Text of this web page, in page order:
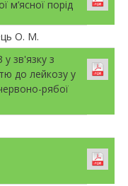
м’ясної порід
О. М.
зв'язку з
до лейкозу у
рябої